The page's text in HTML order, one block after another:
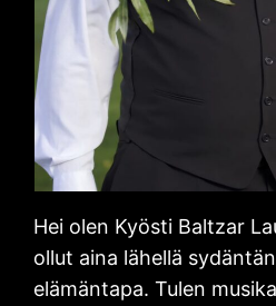
Hei olen Kyösti Baltzar
ollut aina lähellä
elämäntapa. Tulen